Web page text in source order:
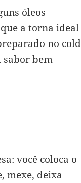
óleos
a torna ideal
no cold
bem
você coloca o
mexe, deixa